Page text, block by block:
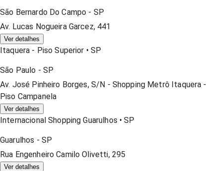
São Bernardo Do Campo - SP
Av. Lucas Nogueira Garcez, 441
Ver detalhes
Itaquera - Piso Superior •SP
São Paulo - SP
Av. José Pinheiro Borges, S/n - Shopping Metrô Itaquera -
Piso Campanela
Ver detalhes
Internacional Shopping Guarulhos •SP
Guarulhos - SP
Rua Engenheiro Camilo Olivetti, 295
Ver detalhes